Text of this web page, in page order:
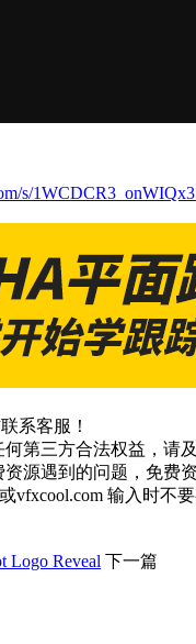
s/
系客服！
第三方合法权益，请
源遇到的问题，免费
vfxcool.com 输入时不
Logo Reveal 下一篇